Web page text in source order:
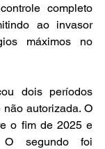
completo
ao invasor
máximos no
dois períodos
autorizada. O
o fim de 2025 e
segundo foi